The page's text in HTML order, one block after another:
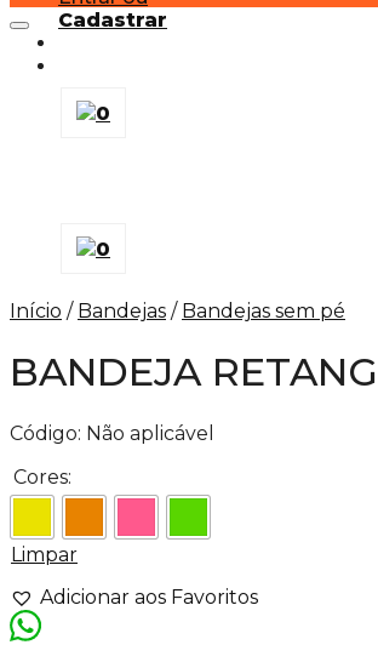
Cadastrar
0
0
Início / Bandejas / Bandejas sem pé
BANDEJA
Código: Não aplicável
Cores:
Limpar
Adicionar aos Favoritos